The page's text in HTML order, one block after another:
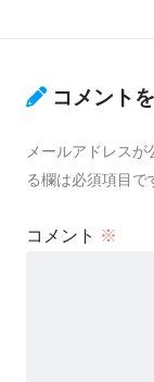
コメント
メールアドレスが
る欄は必須項目で
コメント ※